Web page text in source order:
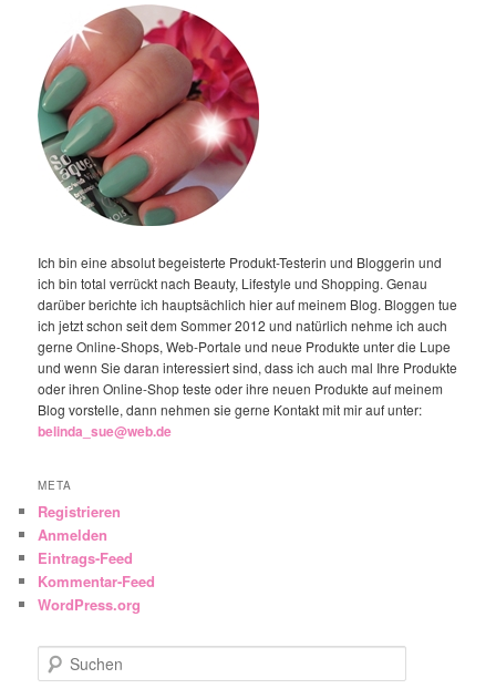
Ich bin eine absolut begeisterte Produkt-Testerin und Bloggerin und
ich bin total verrückt nach Beauty, Lifestyle und Shopping. Genau
darüber berichte ich hauptsächlich hier auf meinem Blog. Bloggen tue
ich jetzt schon seit dem Sommer 2012 und natürlich nehme ich auch
gerne Online-Shops, Web-Portale und neue Produkte unter die Lupe
und wenn Sie daran interessiert sind, dass ich auch mal Ihre Produkte
oder ihren Online-Shop teste oder ihre neuen Produkte auf meinem
Blog vorstelle, dann nehmen sie gerne Kontakt mit mir auf unter:
belinda_sue@web.de
META
Registrieren
Anmelden
Eintrags-Feed
Kommentar-Feed
WordPress.org
Suchen